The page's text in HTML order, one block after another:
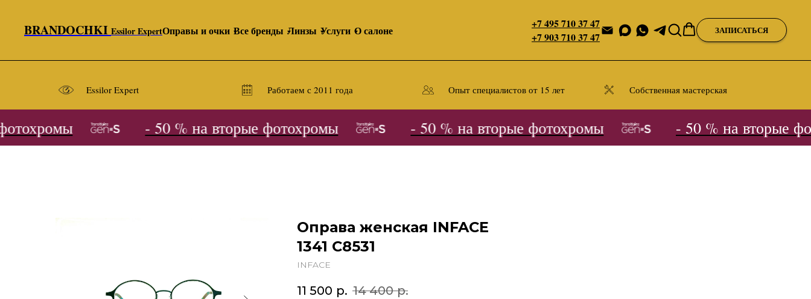
BRANDOCHKI Essilor ExpertОправы и очки Все бренды Линзы Услуги О салоне
+7 495 710 37 47
+7 903 710 37 47
ЗАПИСАТЬСЯ
Essilor Expert Работаем с 2011 года Опыт специалистов от 15 лет Собственная мастерская
- 50 % на вторые фотохромы - 50 % на вторые фотохромы - 50 % на вторые
Оправа женская INFACE
1341 С8531
INFACE
11 500 р. 14 400 р.